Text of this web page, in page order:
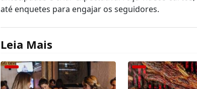
até enquetes para engajar os seguidores.
Leia Mais